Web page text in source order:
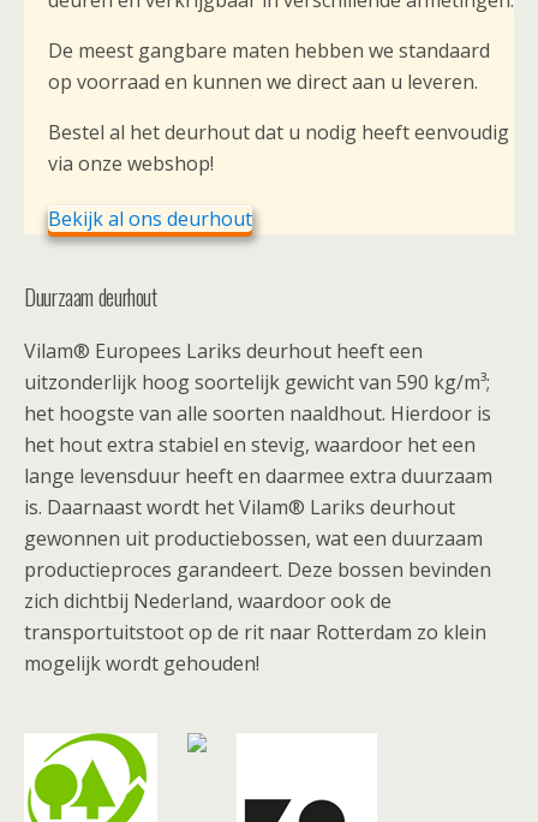
De meest gangbare maten hebben we standaard
op voorraad en kunnen we direct aan u leveren.
Bestel al het deurhout dat u nodig heeft eenvoudig
via onze webshop!
Bekijk al ons deurhout
Duurzaam deurhout
Vilam® Europees Lariks deurhout heeft een
uitzonderlijk hoog soortelijk gewicht van 590 kg/m³;
het hoogste van alle soorten naaldhout. Hierdoor is
het hout extra stabiel en stevig, waardoor het een
lange levensduur heeft en daarmee extra duurzaam
is. Daarnaast wordt het Vilam® Lariks deurhout
gewonnen uit productiebossen, wat een duurzaam
productieproces garandeert. Deze bossen bevinden
zich dichtbij Nederland, waardoor ook de
transportuitstoot op de rit naar Rotterdam zo klein
mogelijk wordt gehouden!